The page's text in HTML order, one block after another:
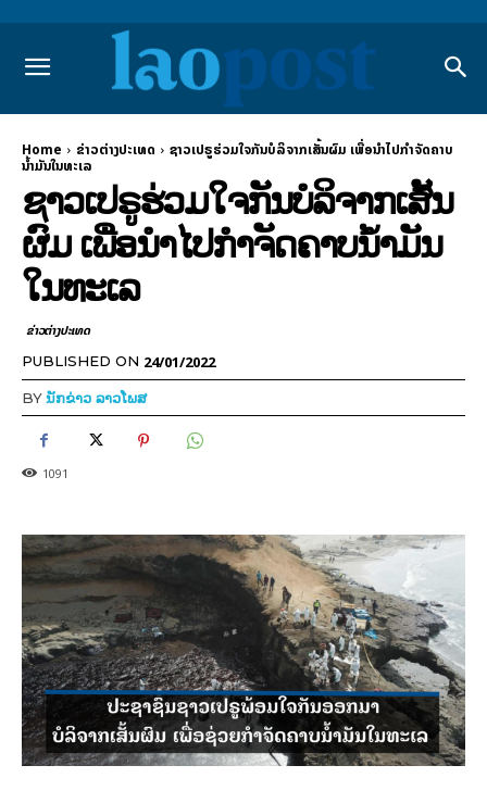
Home ຂ່າວຕ່າງປະເທດ
ຊາວເປຣູຮ່ວມໃຈກັນບໍລິຈາກເສັ້ນຜົມ ເພື່ອນໍາໄປກໍາຈັດຄາບ
ນໍ້າມັນໃນທະເລ
ຊາວເປຣູຮ່ວມໃຈກັນບໍລິຈາກເສັ້ນ
ຜົມ ເພື່ອນໍາໄປກໍາຈັດຄາບນໍ້າມັນ
ໃນທະເລ
ຂ່າວຕ່າງປະເທດ
PUBLISHED ON 24/01/2022
BYນັກຂ່າວ ລາວໂພສ
1091